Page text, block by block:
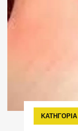
ΚΑΤΗΓΟΡΙΑ